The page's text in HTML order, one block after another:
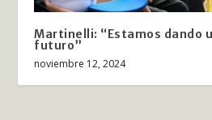
Martinelli: “Estamos dando
futuro”
noviembre 12, 2024